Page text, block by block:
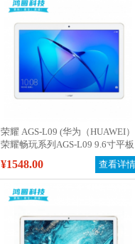
荣耀 AGS-L09 (华为（HUAWEI）
荣耀畅玩系列AGS-L09 9.6寸平板
电脑（3G 32G）LTE版)
¥1548.00 查看详情